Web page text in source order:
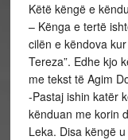
Këtë këngë e
– Kënga e tertë
cilën e këndova
Tereza”. Edhe kjo
me tekst të Agim
-Pastaj ishin katër
kënduan me korin
Leka. Disa këngë